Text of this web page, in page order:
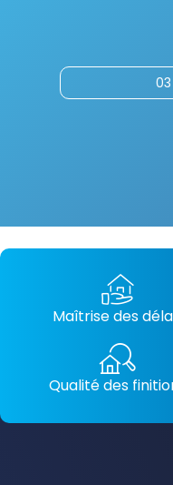
Maîtrise des
Qualité des